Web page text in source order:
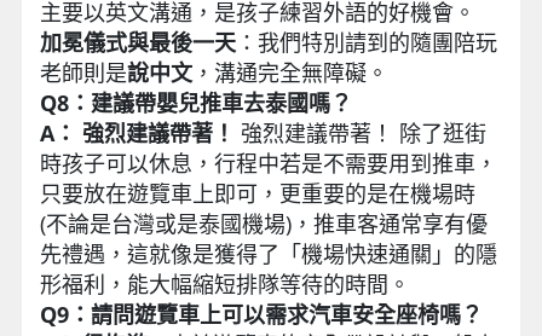
主要以英文溝通，是孩子練習外語的好機會。
加冕儀式與最後一天：我們特別請到的隨團陪玩
老師則是說中文，溝通完全無障礙。
Q8：建議帶嬰兒推車去泰國嗎？
A： 強烈建議帶著！ 強烈建議帶著！ 除了逛街
時孩子可以休息，行程中若是不需要用到推車，
只要放在遊覽車上即可，更重要的是在機場時
(不論是台灣或是泰國機場)，推車客通常享有優
先禮遇，這就像是獲得了「機場快速通關」的隱
形福利，能大幅縮短排隊等待的時間。
Q9：請問遊覽車上可以需求汽車安全座椅嗎？